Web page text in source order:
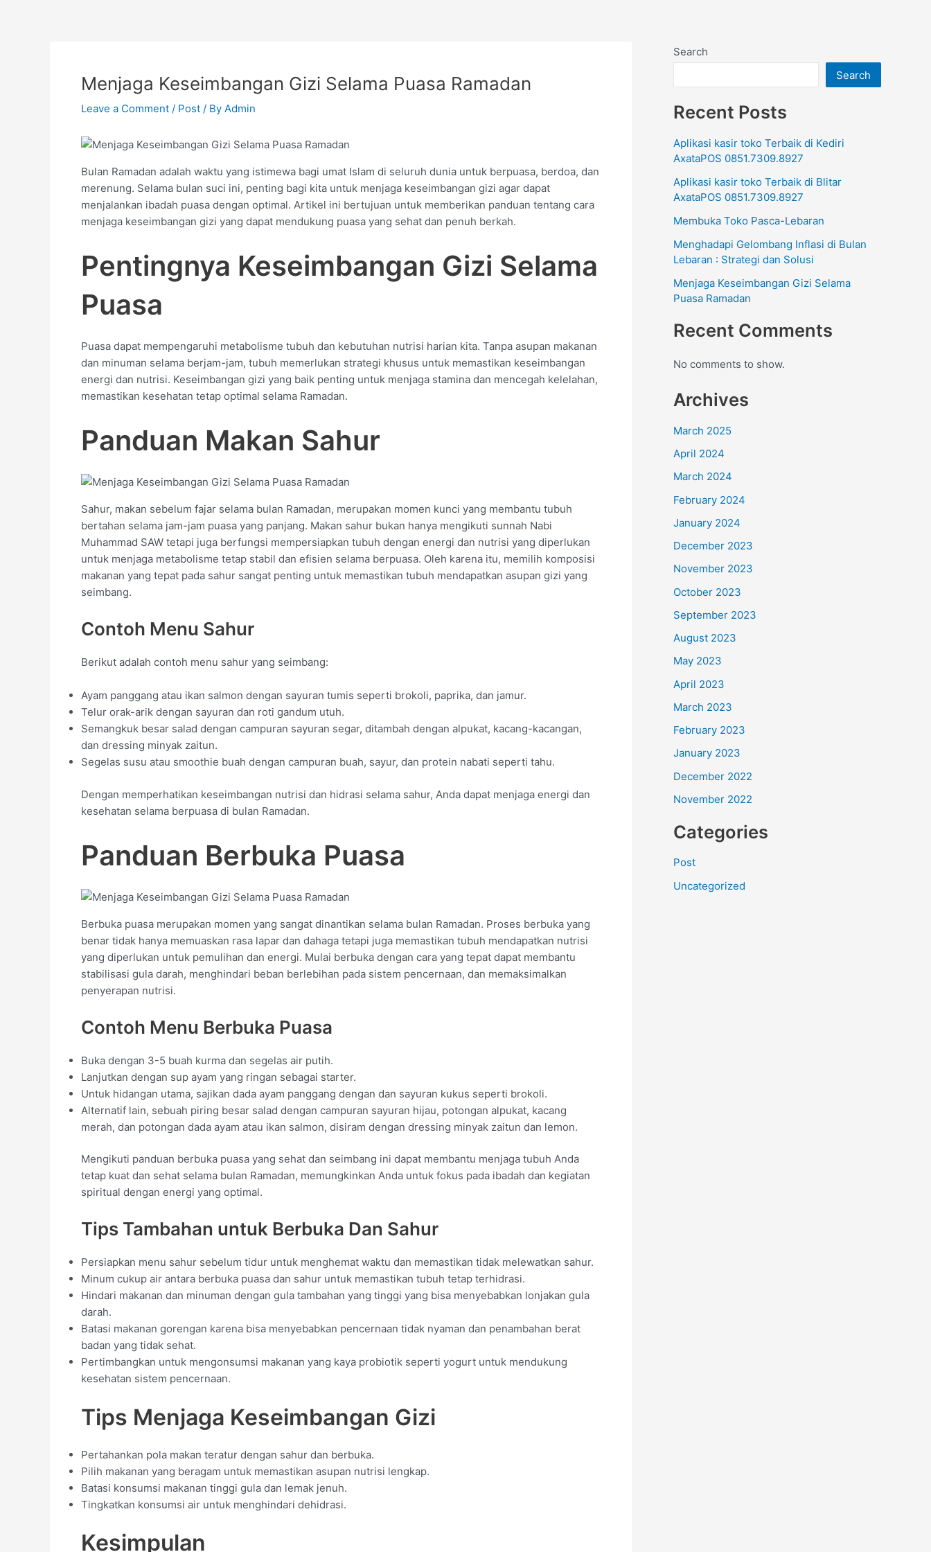
Menjaga Keseimbangan Gizi Selama Puasa Ramadan
Leave a Comment / Post / By Admin
Bulan Ramadan adalah waktu yang istimewa bagi umat Islam di seluruh dunia untuk berpuasa, berdoa, dan
merenung. Selama bulan suci ini, penting bagi kita untuk menjaga keseimbangan gizi agar dapat
menjalankan ibadah puasa dengan optimal. Artikel ini bertujuan untuk memberikan panduan tentang cara
menjaga keseimbangan gizi yang dapat mendukung puasa yang sehat dan penuh berkah.
Pentingnya Keseimbangan Gizi Selama
Puasa
Puasa dapat mempengaruhi metabolisme tubuh dan kebutuhan nutrisi harian kita. Tanpa asupan makanan
dan minuman selama berjam-jam, tubuh memerlukan strategi khusus untuk memastikan keseimbangan
energi dan nutrisi. Keseimbangan gizi yang baik penting untuk menjaga stamina dan mencegah kelelahan,
memastikan kesehatan tetap optimal selama Ramadan.
Panduan Makan Sahur
Sahur, makan sebelum fajar selama bulan Ramadan, merupakan momen kunci yang membantu tubuh
bertahan selama jam-jam puasa yang panjang. Makan sahur bukan hanya mengikuti sunnah Nabi
Muhammad SAW tetapi juga berfungsi mempersiapkan tubuh dengan energi dan nutrisi yang diperlukan
untuk menjaga metabolisme tetap stabil dan efisien selama berpuasa. Oleh karena itu, memilih komposisi
makanan yang tepat pada sahur sangat penting untuk memastikan tubuh mendapatkan asupan gizi yang
seimbang.
Contoh Menu Sahur
Berikut adalah contoh menu sahur yang seimbang:
Ayam panggang atau ikan salmon dengan sayuran tumis seperti brokoli, paprika, dan jamur.
Telur orak-arik dengan sayuran dan roti gandum utuh.
Semangkuk besar salad dengan campuran sayuran segar, ditambah dengan alpukat, kacang-kacangan,
dan dressing minyak zaitun.
Segelas susu atau smoothie buah dengan campuran buah, sayur, dan protein nabati seperti tahu.
Dengan memperhatikan keseimbangan nutrisi dan hidrasi selama sahur, Anda dapat menjaga energi dan
kesehatan selama berpuasa di bulan Ramadan.
Panduan Berbuka Puasa
Berbuka puasa merupakan momen yang sangat dinantikan selama bulan Ramadan. Proses berbuka yang
benar tidak hanya memuaskan rasa lapar dan dahaga tetapi juga memastikan tubuh mendapatkan nutrisi
yang diperlukan untuk pemulihan dan energi. Mulai berbuka dengan cara yang tepat dapat membantu
stabilisasi gula darah, menghindari beban berlebihan pada sistem pencernaan, dan memaksimalkan
penyerapan nutrisi.
Contoh Menu Berbuka Puasa
Buka dengan 3-5 buah kurma dan segelas air putih.
Lanjutkan dengan sup ayam yang ringan sebagai starter.
Untuk hidangan utama, sajikan dada ayam panggang dengan dan sayuran kukus seperti brokoli.
Alternatif lain, sebuah piring besar salad dengan campuran sayuran hijau, potongan alpukat, kacang
merah, dan potongan dada ayam atau ikan salmon, disiram dengan dressing minyak zaitun dan lemon.
Mengikuti panduan berbuka puasa yang sehat dan seimbang ini dapat membantu menjaga tubuh Anda
tetap kuat dan sehat selama bulan Ramadan, memungkinkan Anda untuk fokus pada ibadah dan kegiatan
spiritual dengan energi yang optimal.
Tips Tambahan untuk Berbuka Dan Sahur
Persiapkan menu sahur sebelum tidur untuk menghemat waktu dan memastikan tidak melewatkan sahur.
Minum cukup air antara berbuka puasa dan sahur untuk memastikan tubuh tetap terhidrasi.
Hindari makanan dan minuman dengan gula tambahan yang tinggi yang bisa menyebabkan lonjakan gula
darah.
Batasi makanan gorengan karena bisa menyebabkan pencernaan tidak nyaman dan penambahan berat
badan yang tidak sehat.
Pertimbangkan untuk mengonsumsi makanan yang kaya probiotik seperti yogurt untuk mendukung
kesehatan sistem pencernaan.
Tips Menjaga Keseimbangan Gizi
Pertahankan pola makan teratur dengan sahur dan berbuka.
Pilih makanan yang beragam untuk memastikan asupan nutrisi lengkap.
Batasi konsumsi makanan tinggi gula dan lemak jenuh.
Tingkatkan konsumsi air untuk menghindari dehidrasi.
Kesimpulan
Search
Search
Recent Posts
Aplikasi kasir toko Terbaik di Kediri
AxataPOS 0851.7309.8927
Aplikasi kasir toko Terbaik di Blitar
AxataPOS 0851.7309.8927
Membuka Toko Pasca-Lebaran
Menghadapi Gelombang Inflasi di Bulan
Lebaran : Strategi dan Solusi
Menjaga Keseimbangan Gizi Selama
Puasa Ramadan
Recent Comments
No comments to show.
Archives
March 2025
April 2024
March 2024
February 2024
January 2024
December 2023
November 2023
October 2023
September 2023
August 2023
May 2023
April 2023
March 2023
February 2023
January 2023
December 2022
November 2022
Categories
Post
Uncategorized